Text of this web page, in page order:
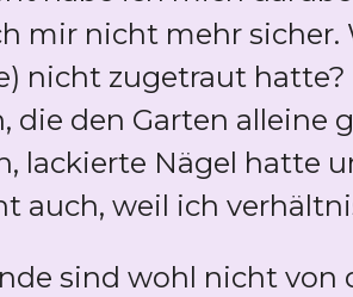
mir nicht mehr
nicht zugetraut
die den Garten
lackierte Nägel hatte
auch, weil ich
sind wohl nicht von